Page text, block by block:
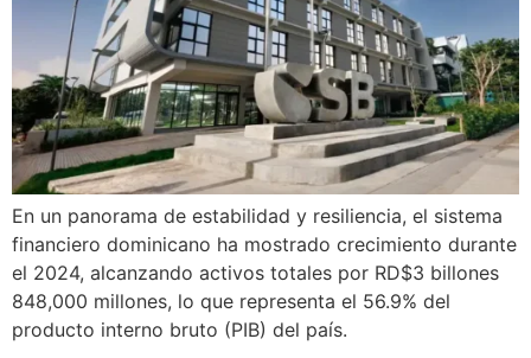
En un panorama de estabilidad y resiliencia, el sistema
financiero dominicano ha mostrado crecimiento durante
el 2024, alcanzando activos totales por RD$3 billones
848,000 millones, lo que representa el 56.9% del
producto interno bruto (PIB) del país.